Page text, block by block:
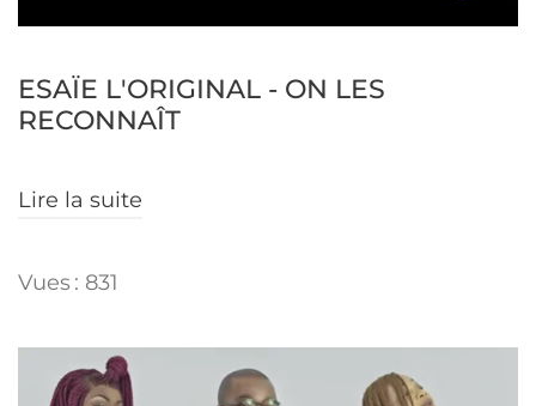
ESAÏE L'ORIGINAL - ON LES
RECONNAÎT
Lire la suite
Vues : 831